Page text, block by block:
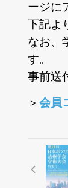
ージに
下記よ
なお、
す。
事前送
＞会員